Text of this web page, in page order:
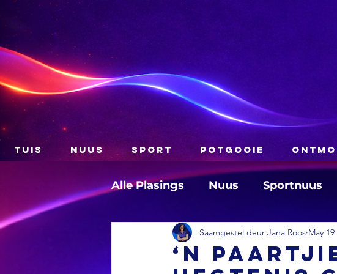
TUIS NUUS SPORT POTGOOIE
Alle Plasings Nuus Sportnuus
‘n
Saamgestel deur Jana Roos May 19